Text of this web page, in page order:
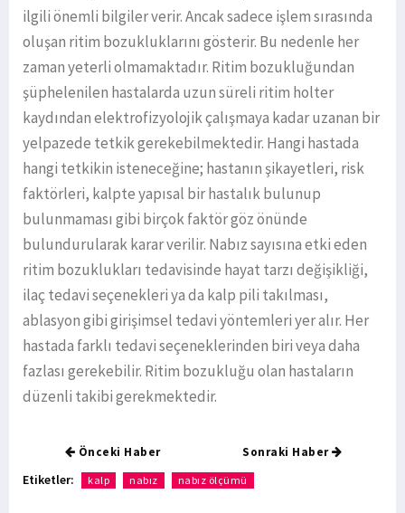
ilgili önemli bilgiler verir. Ancak sadece işlem sırasında
oluşan ritim bozukluklarını gösterir. Bu nedenle her
zaman yeterli olmamaktadır. Ritim bozukluğundan
şüphelenilen hastalarda uzun süreli ritim holter
kaydından elektrofizyolojik çalışmaya kadar uzanan bir
yelpazede tetkik gerekebilmektedir. Hangi hastada
hangi tetkikin isteneceğine; hastanın şikayetleri, risk
faktörleri, kalpte yapısal bir hastalık bulunup
bulunmaması gibi birçok faktör göz önünde
bulundurularak karar verilir. Nabız sayısına etki eden
ritim bozuklukları tedavisinde hayat tarzı değişikliği,
ilaç tedavi seçenekleri ya da kalp pili takılması,
ablasyon gibi girişimsel tedavi yöntemleri yer alır. Her
hastada farklı tedavi seçeneklerinden biri veya daha
fazlası gerekebilir. Ritim bozukluğu olan hastaların
düzenli takibi gerekmektedir.
Önceki Haber Sonraki Haber
Etiketler: kalp nabız nabız ölçümü